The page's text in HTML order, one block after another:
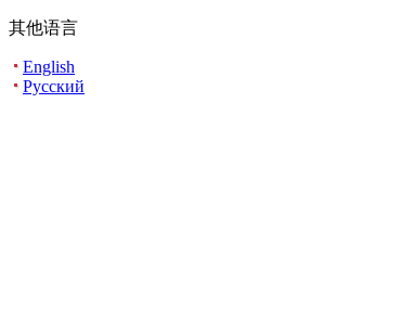
其他语言
English
Русский